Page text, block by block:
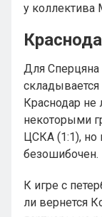
у коллектива
Для
Краснодар
некоторыми
ЦСКА (1:1), но
безошибочен.
К игре с
ли вернется